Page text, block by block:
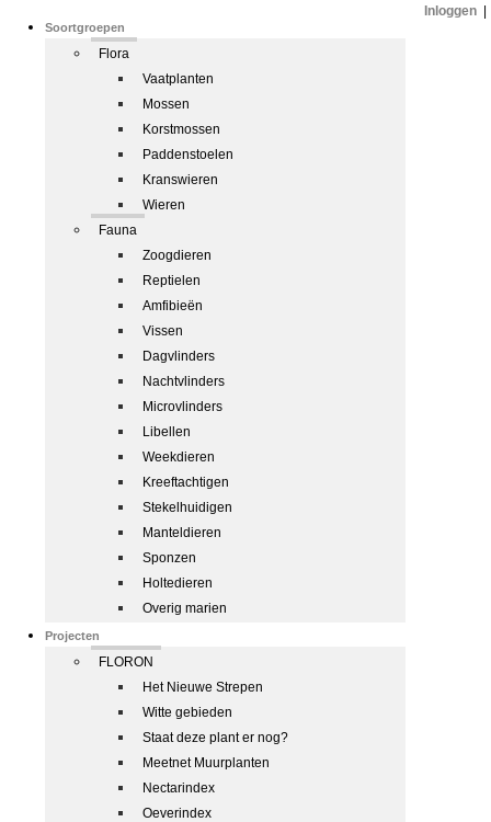
Soortgroepen
Flora
Vaatplanten
Mossen
Korstmossen
Paddenstoelen
Kranswieren
Wieren
Fauna
Zoogdieren
Reptielen
Amfibieën
Vissen
Dagvlinders
Nachtvlinders
Microvlinders
Libellen
Weekdieren
Kreeftachtigen
Stekelhuidigen
Manteldieren
Sponzen
Holtedieren
Overig marien
Projecten
FLORON
Het Nieuwe Strepen
Witte gebieden
Staat deze plant er nog?
Meetnet Muurplanten
Nectarindex
Oeverindex
Inloggen